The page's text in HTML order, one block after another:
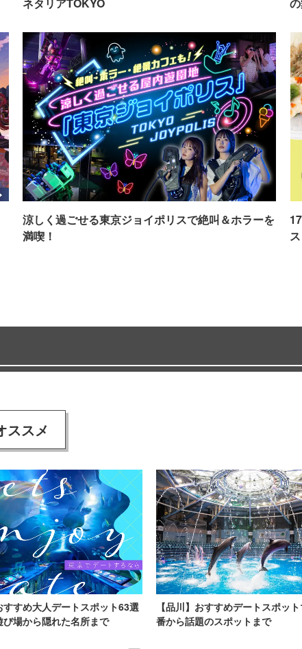
涼しく過ごせる東京ジョイポリスで絶叫＆ホラーを
満喫！
ス
ススメ
すすめ大人デートスポット63選
び場から隠れた名所まで
【品川】おすすめデートスポッ
番から話題のスポットまで